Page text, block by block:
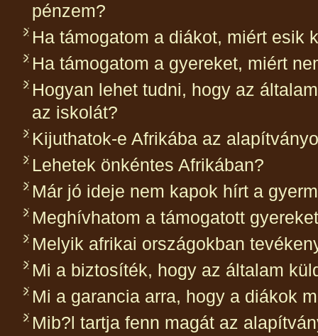
pénzem?
Ha támogatom a diákot, miért esik
Ha támogatom a gyereket, miért
Hogyan lehet tudni, hogy az
az iskolát?
Kijuthatok-e Afrikába az
Lehetek önkéntes Afrikában?
Már jó ideje nem kapok hírt a
Meghívhatom a támogatott
Melyik afrikai országokban
Mi a biztosíték, hogy az általam
Mi a garancia arra, hogy a diákok
Mib?l tartja fenn magát az